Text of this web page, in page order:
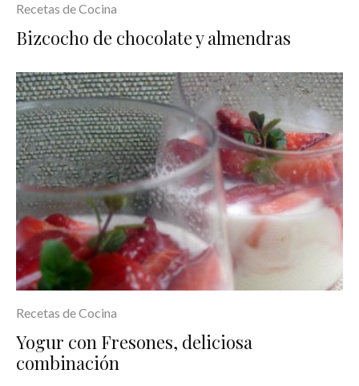
Recetas de Cocina
Bizcocho de chocolate y almendras
Recetas de Cocina
Yogur con Fresones, deliciosa
combinación